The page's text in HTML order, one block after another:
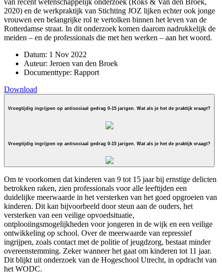
van recent wetenschappelijk onderzoek (Roks & Van den Broek,
2020) en de werkpraktijk van Stichting JOZ lijken echter ook jonge
vrouwen een belangrijke rol te vertolken binnen het leven van de
Rotterdamse straat. In dit onderzoek komen daarom nadrukkelijk de
meiden – en de professionals die met hen werken – aan het woord.
Datum: 1 Nov 2022
Auteur: Jeroen van den Broek
Documenttype: Rapport
Download
Vroegtijdig ingrijpen op antisociaal gedrag 0-15 jarigen. Wat als je het de praktijk vraagt?
Vroegtijdig ingrijpen op antisociaal gedrag 0-15 jarigen. Wat als je het de praktijk vraagt?
Om te voorkomen dat kinderen van 9 tot 15 jaar bij ernstige delicten
betrokken raken, zien professionals voor alle leeftijden een
duidelijke meerwaarde in het versterken van het goed opgroeien van
kinderen. Dit kan bijvoorbeeld door steun aan de ouders, het
versterken van een veilige opvoedsituatie,
ontplooiingsmogelijkheden voor jongeren in de wijk en een veilige
ontwikkeling op school. Over de meerwaarde van repressief
ingrijpen, zoals contact met de politie of jeugdzorg, bestaat minder
overeenstemming. Zeker wanneer het gaat om kinderen tot 11 jaar.
Dit blijkt uit onderzoek van de Hogeschool Utrecht, in opdracht van
het WODC.